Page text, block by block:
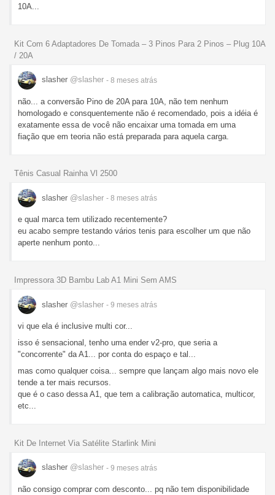
10A...
Kit Com 6 Adaptadores De Tomada – 3 Pinos Para 2 Pinos – Plug 10A
/ 20A
slasher @slasher - 8 meses atrás
não... a conversão Pino de 20A para 10A, não tem nenhum
homologado e consquentemente não é recomendado, pois a idéia é
exatamente essa de você não encaixar uma tomada em uma
fiação que em teoria não está preparada para aquela carga.
Tênis Casual Rainha Vl 2500
slasher @slasher - 8 meses atrás
e qual marca tem utilizado recentemente?
eu acabo sempre testando vários tenis para escolher um que não
aperte nenhum ponto...
Impressora 3D Bambu Lab A1 Mini Sem AMS
slasher @slasher - 9 meses atrás
vi que ela é inclusive multi cor...
isso é sensacional, tenho uma ender v2-pro, que seria a
"concorrente" da A1... por conta do espaço e tal...
mas como qualquer coisa... sempre que lançam algo mais novo ele
tende a ter mais recursos.
que é o caso dessa A1, que tem a calibração automatica, multicor,
etc...
Kit De Internet Via Satélite Starlink Mini
slasher @slasher - 9 meses atrás
não consigo comprar com desconto... pq não tem disponibilidade